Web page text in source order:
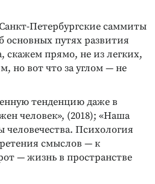
Петербургские саммиты
путях развития
скажем прямо, не из легких,
но вот что за углом — не
тенденцию даже в
человек», (2018); «Наша
человечества. Психология
смыслов — к
— жизнь в пространстве